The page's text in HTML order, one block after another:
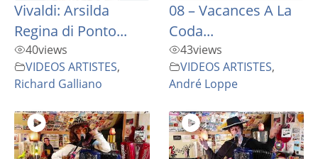
Vivaldi: Arsilda
Regina di Ponto...
40views
VIDEOS ARTISTES,
Richard Galliano
08 – Vacances A La
Coda...
43views
VIDEOS ARTISTES,
André Loppe